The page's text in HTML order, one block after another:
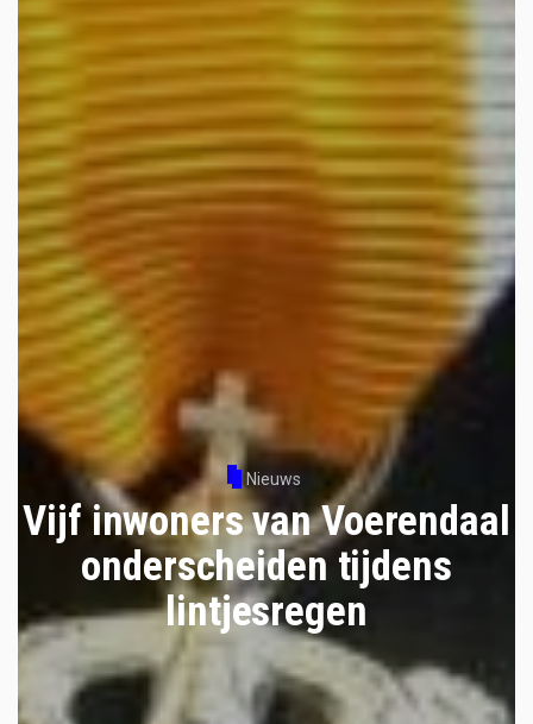
Nieuws
Vijf inwoners van Voerendaal
onderscheiden tijdens
lintjesregen